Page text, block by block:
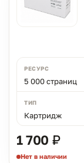
РЕСУРС
5 000 страниц
ТИП
Картридж
1 700 ₽
Нет в наличии